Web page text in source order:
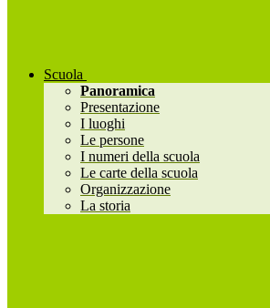
Scuola
Panoramica
Presentazione
I luoghi
Le persone
I numeri della scuola
Le carte della scuola
Organizzazione
La storia